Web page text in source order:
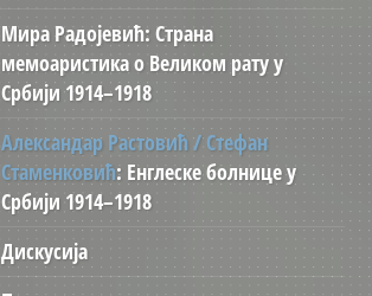
Мира Радојевић: Страна
мемоаристика о Великом рату у
Србији 1914–1918
Александар Растовић / Стефан
Стаменковић: Енглеске болнице у
Србији 1914–1918
Дискусија